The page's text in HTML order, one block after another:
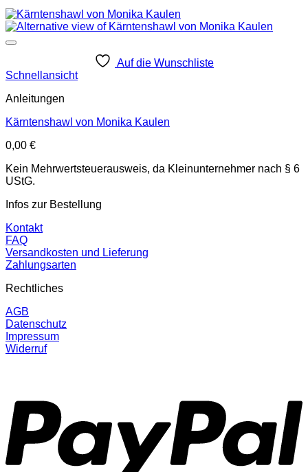
Auf die Wunschliste
Schnellansicht
Anleitungen
Kärntenshawl von Monika Kaulen
0,00 €
Kein Mehrwertsteuerausweis, da Kleinunternehmer nach § 6
UStG.
Infos zur Bestellung
Kontakt
FAQ
Versandkosten und Lieferung
Zahlungsarten
Rechtliches
AGB
Datenschutz
Impressum
Widerruf